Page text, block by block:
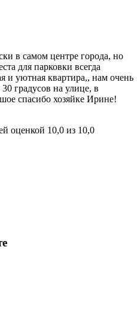
в самом центре города, но
для парковки всегда
и уютная квартира,, нам очень
градусов на улице, в
спасибо хозяйке Ирине!
оценкой 10,0 из 10,0